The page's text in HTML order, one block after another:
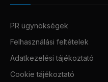
PR ügynökségek
Felhasználási feltételek
Adatkezelési tájékoztató
Cookie tájékoztató